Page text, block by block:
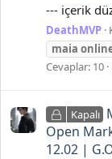
--- içerik
DeathMVP
maia
Cevaplar: 10
Kapalı
Open
12.02 |